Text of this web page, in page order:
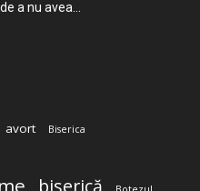
a nu avea...
avort Biserica